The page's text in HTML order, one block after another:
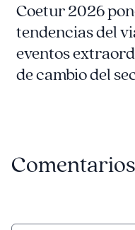
Coetur 2026
tendencias del
eventos
de cambio del
Comentarios